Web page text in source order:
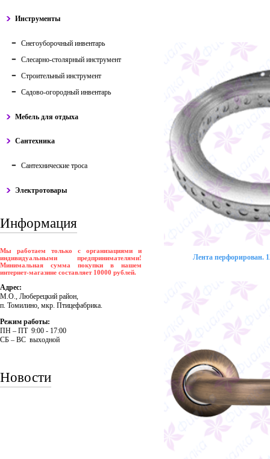
Инструменты
Снегоуборочный инвентарь
Слесарно-столярный инструмент
Строительный инструмент
Садово-огородный инвентарь
Мебель для отдыха
Сантехника
Сантехнические троса
Электротовары
Информация
Мы работаем только с организациями и
индивидуальными предпринимателями!
Минимальная сумма покупки в нашем
интернет-магазине составляет 10000 рублей.
Адрес:
М.О., Люберецкий район,
п. Томилино, мкр. Птицефабрика.
Режим работы:
ПH – ПT 9:00 - 17:00
CБ – BC выходной
Новости
Лента перфорирован.